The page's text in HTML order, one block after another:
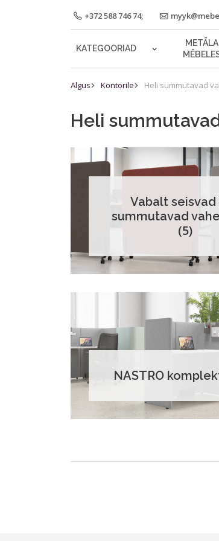
+372 588 746 74;
KATEGOORIAD
METĀLA
Algus Kontorile Heli summutavad
Heli
Vabalt seisvad
summutavad
(5)
NASTRO